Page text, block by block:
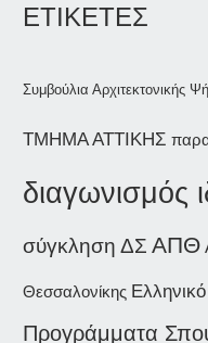
ΕΤΙΚΕΤΕΣ
Συμβούλια Αρχιτεκτονικής
ΤΜΗΜΑ ΑΤΤΙΚΗΣ
διαγωνισμός
σύγκληση ΔΣ ΑΠΘ
Θεσσαλονίκης
Προγράμματα